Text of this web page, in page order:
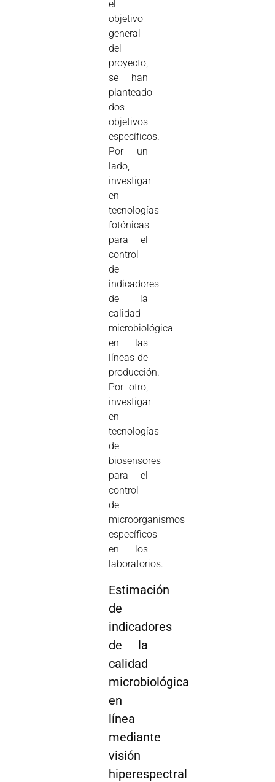
el
objetivo
general
del
proyecto,
se han
planteado
dos
objetivos
específicos.
Por un
lado,
investigar
en
tecnologías
fotónicas
para el
control
de
indicadores
de la
calidad
microbiológica
en las
líneas de
producción.
Por otro,
investigar
en
tecnologías
de
biosensores
para el
control
de
microorganismos
específicos
en los
laboratorios.
Estimación
de
indicadores
de la
calidad
microbiológica
en
línea
mediante
visión
hiperespectral